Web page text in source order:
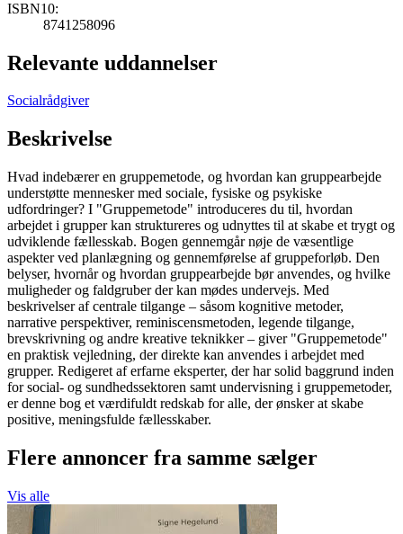
ISBN10:
8741258096
Relevante uddannelser
Socialrådgiver
Beskrivelse
Hvad indebærer en gruppemetode, og hvordan kan gruppearbejde
understøtte mennesker med sociale, fysiske og psykiske
udfordringer? I "Gruppemetode" introduceres du til, hvordan
arbejdet i grupper kan struktureres og udnyttes til at skabe et trygt og
udviklende fællesskab. Bogen gennemgår nøje de væsentlige
aspekter ved planlægning og gennemførelse af gruppeforløb. Den
belyser, hvornår og hvordan gruppearbejde bør anvendes, og hvilke
muligheder og faldgruber der kan mødes undervejs. Med
beskrivelser af centrale tilgange – såsom kognitive metoder,
narrative perspektiver, reminiscensmetoden, legende tilgange,
brevskrivning og andre kreative teknikker – giver "Gruppemetode"
en praktisk vejledning, der direkte kan anvendes i arbejdet med
grupper. Redigeret af erfarne eksperter, der har solid baggrund inden
for social- og sundhedssektoren samt undervisning i gruppemetoder,
er denne bog et værdifuldt redskab for alle, der ønsker at skabe
positive, meningsfulde fællesskaber.
Flere annoncer fra samme sælger
Vis alle